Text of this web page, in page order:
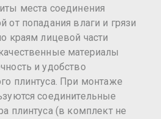
места соединения
от попадания влаги и грязи
краям лицевой части
материалы
и удобство
плинтуса. При монтаже
соединительные
плинтуса (в комплект не